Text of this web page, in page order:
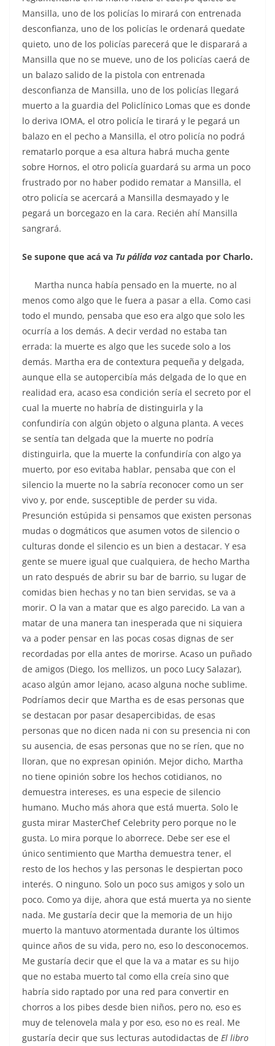
Mansilla, uno de los policías lo mirará con entrenada
desconfianza, uno de los policías le ordenará quedate
quieto, uno de los policías parecerá que le disparará a
Mansilla que no se mueve, uno de los policías caerá de
un balazo salido de la pistola con entrenada
desconfianza de Mansilla, uno de los policías llegará
muerto a la guardia del Policlínico Lomas que es donde
lo deriva IOMA, el otro policía le tirará y le pegará un
balazo en el pecho a Mansilla, el otro policía no podrá
rematarlo porque a esa altura habrá mucha gente
sobre Hornos, el otro policía guardará su arma un poco
frustrado por no haber podido rematar a Mansilla, el
otro policía se acercará a Mansilla desmayado y le
pegará un borcegazo en la cara. Recién ahí Mansilla
sangrará.
Se supone que acá va Tu pálida vozcantada por Charlo.
Martha nunca había pensado en la muerte, no al
menos como algo que le fuera a pasar a ella. Como casi
todo el mundo, pensaba que eso era algo que solo les
ocurría a los demás. A decir verdad no estaba tan
errada: la muerte es algo que les sucede solo a los
demás. Martha era de contextura pequeña y delgada,
aunque ella se autopercibía más delgada de lo que en
realidad era, acaso esa condición sería el secreto por el
cual la muerte no habría de distinguirla y la
confundiría con algún objeto o alguna planta. A veces
se sentía tan delgada que la muerte no podría
distinguirla, que la muerte la confundiría con algo ya
muerto, por eso evitaba hablar, pensaba que con el
silencio la muerte no la sabría reconocer como un ser
vivo y, por ende, susceptible de perder su vida.
Presunción estúpida si pensamos que existen personas
mudas o dogmáticos que asumen votos de silencio o
culturas donde el silencio es un bien a destacar. Y esa
gente se muere igual que cualquiera, de hecho Martha
un rato después de abrir su bar de barrio, su lugar de
comidas bien hechas y no tan bien servidas, se va a
morir. O la van a matar que es algo parecido. La van a
matar de una manera tan inesperada que ni siquiera
va a poder pensar en las pocas cosas dignas de ser
recordadas por ella antes de morirse. Acaso un puñado
de amigos (Diego, los mellizos, un poco Lucy Salazar),
acaso algún amor lejano, acaso alguna noche sublime.
Podríamos decir que Martha es de esas personas que
se destacan por pasar desapercibidas, de esas
personas que no dicen nada ni con su presencia ni con
su ausencia, de esas personas que no se ríen, que no
lloran, que no expresan opinión. Mejor dicho, Martha
no tiene opinión sobre los hechos cotidianos, no
demuestra intereses, es una especie de silencio
humano. Mucho más ahora que está muerta. Solo le
gusta mirar MasterChef Celebrity pero porque no le
gusta. Lo mira porque lo aborrece. Debe ser ese el
único sentimiento que Martha demuestra tener, el
resto de los hechos y las personas le despiertan poco
interés. O ninguno. Solo un poco sus amigos y solo un
poco. Como ya dije, ahora que está muerta ya no siente
nada. Me gustaría decir que la memoria de un hijo
muerto la mantuvo atormentada durante los últimos
quince años de su vida, pero no, eso lo desconocemos.
Me gustaría decir que el que la va a matar es su hijo
que no estaba muerto tal como ella creía sino que
habría sido raptado por una red para convertir en
chorros a los pibes desde bien niños, pero no, eso es
muy de telenovela mala y por eso, eso no es real. Me
gustaría decir que sus lecturas autodidactas de El libro